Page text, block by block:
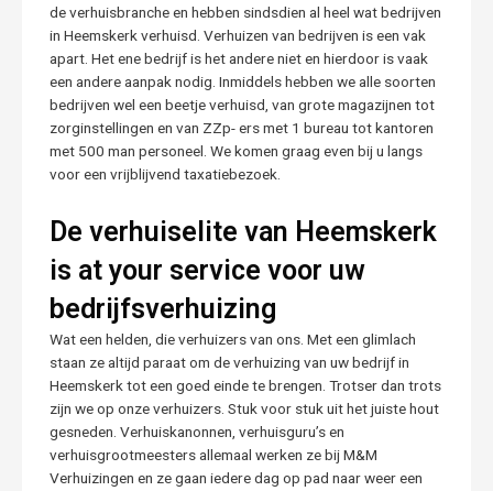
de verhuisbranche en hebben sindsdien al heel wat bedrijven
in Heemskerk verhuisd. Verhuizen van bedrijven is een vak
apart. Het ene bedrijf is het andere niet en hierdoor is vaak
een andere aanpak nodig. Inmiddels hebben we alle soorten
bedrijven wel een beetje verhuisd, van grote magazijnen tot
zorginstellingen en van ZZp- ers met 1 bureau tot kantoren
met 500 man personeel. We komen graag even bij u langs
voor een vrijblijvend taxatiebezoek.
De verhuiselite van Heemskerk
is at your service voor uw
bedrijfsverhuizing
Wat een helden, die verhuizers van ons. Met een glimlach
staan ze altijd paraat om de verhuizing van uw bedrijf in
Heemskerk tot een goed einde te brengen. Trotser dan trots
zijn we op onze verhuizers. Stuk voor stuk uit het juiste hout
gesneden. Verhuiskanonnen, verhuisguru’s en
verhuisgrootmeesters allemaal werken ze bij M&M
Verhuizingen en ze gaan iedere dag op pad naar weer een